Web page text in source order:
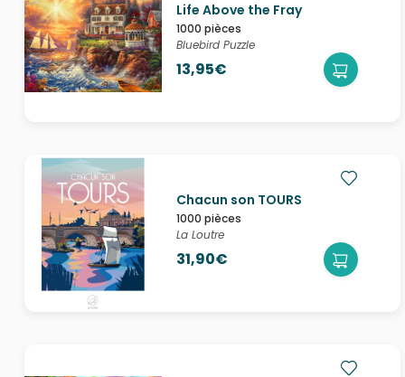
Life Above the Fray
1000 pièces
Bluebird Puzzle
13,95€
Chacun son TOURS
1000 pièces
La Loutre
31,90€